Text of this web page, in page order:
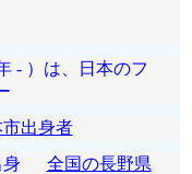
- ）は、日本のフ
出身者
身 全国の長野県